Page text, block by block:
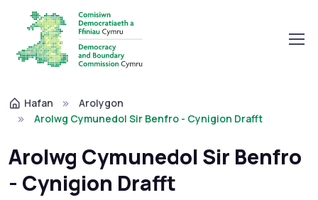
Hafan
Arolygon
Arolwg Cymunedol Sir Benfro - Cynigion Drafft
Arolwg Cymunedol Sir Benfro
- Cynigion Drafft